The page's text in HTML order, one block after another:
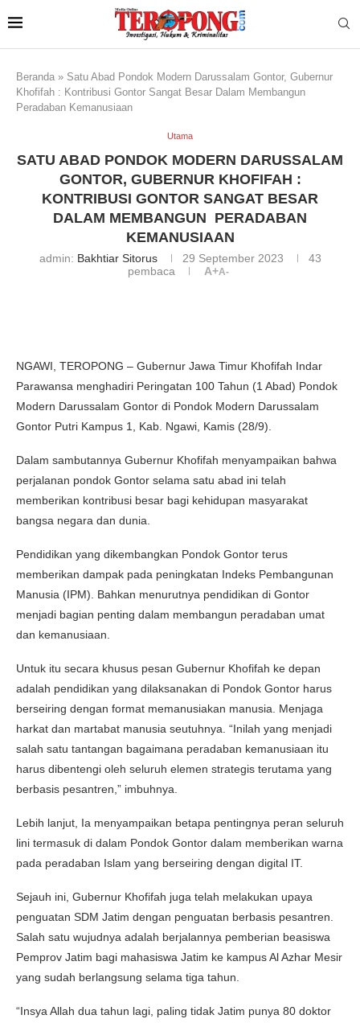
Beranda » Satu Abad Pondok Modern Darussalam Gontor, Gubernur
Khofifah : Kontribusi Gontor Sangat Besar Dalam Membangun
Peradaban Kemanusiaan
Utama
SATU ABAD PONDOK MODERN DARUSSALAM
GONTOR, GUBERNUR KHOFIFAH :
KONTRIBUSI GONTOR SANGAT BESAR
DALAM MEMBANGUN PERADABAN
KEMANUSIAAN
admin: Bakhtiar Sitorus 29 September 2023
43
pembaca
A+A-
NGAWI, TEROPONG – Gubernur Jawa Timur Khofifah Indar
Parawansa menghadiri Peringatan 100 Tahun (1 Abad) Pondok
Modern Darussalam Gontor di Pondok Modern Darussalam
Gontor Putri Kampus 1, Kab. Ngawi, Kamis (28/9).
Dalam sambutannya Gubernur Khofifah menyampaikan bahwa
perjalanan pondok Gontor selama satu abad ini telah
memberikan kontribusi besar bagi kehidupan masyarakat
bangsa negara dan dunia.
Pendidikan yang dikembangkan Pondok Gontor terus
memberikan dampak pada peningkatan Indeks Pembangunan
Manusia (IPM). Bahkan menurutnya pendidikan di Gontor
menjadi bagian penting dalam membangun peradaban umat
dan kemanusiaan.
Untuk itu secara khusus pesan Gubernur Khofifah ke depan
adalah pendidikan yang dilaksanakan di Pondok Gontor harus
berseiring dengan format memanusiakan manusia. Menjaga
harkat dan martabat manusia seutuhnya. “Inilah yang menjadi
salah satu tantangan bagaimana peradaban kemanusiaan itu
harus dibentengi oleh seluruh elemen strategis terutama yang
berbasis pesantren,” imbuhnya.
Lebih lanjut, Ia menyampaikan betapa pentingnya peran seluruh
lini termasuk di dalam Pondok Gontor dalam memberikan warna
pada peradaban Islam yang berseiring dengan digital IT.
Sejauh ini, Gubernur Khofifah juga telah melakukan upaya
penguatan SDM Jatim dengan penguatan berbasis pesantren.
Salah satu wujudnya adalah berjalannya pemberian beasiswa
Pemprov Jatim bagi mahasiswa Jatim ke kampus Al Azhar Mesir
yang sudah berlangsung selama tiga tahun.
“Insya Allah dua tahun lagi, paling tidak Jatim punya 80 doktor